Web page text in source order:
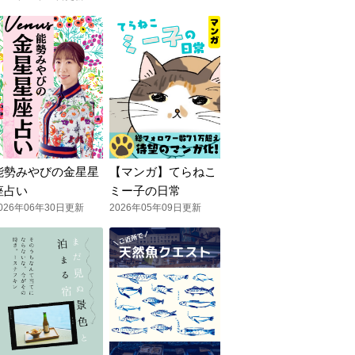
勢みやびの金星星
占い
年06年30日更新
【マンガ】てらねこ
ミー子の日常
2026年05年09日更新